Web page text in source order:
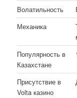
Волатильность
Механика
Популярность в
Казахстане
Присутствие в
Volta казино